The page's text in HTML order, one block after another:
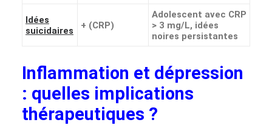
Idées
suicidaires
+ (CRP)
Adolescent avec CRP
> 3 mg/L, idées
noires persistantes
Inflammation et dépression
: quelles implications
thérapeutiques ?